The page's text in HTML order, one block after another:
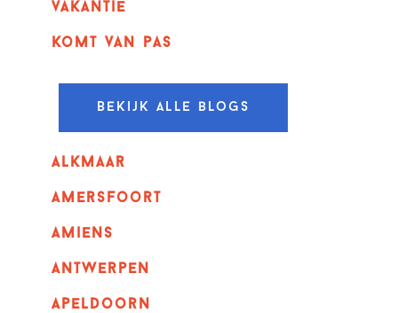
vakantie
komt van pas
Bekijk alle blogs
alkmaar
amersfoort
amiens
Antwerpen
apeldoorn